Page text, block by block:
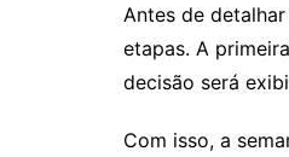
Antes de
etapas. A
decisão será
Com isso, a